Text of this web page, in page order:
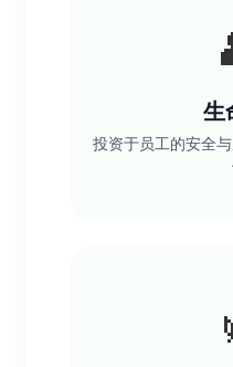
生
投资于员工的安全